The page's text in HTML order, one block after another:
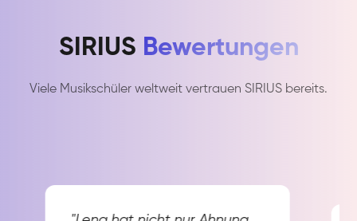
SIRIUS Bewertungen
Viele Musikschüler weltweit vertrauen SIRIUS bereits.